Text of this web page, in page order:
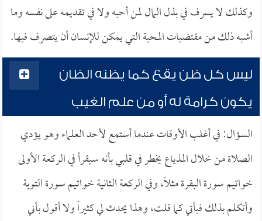
وكذلك لا يسرف في بذل المال لمن أحبه ولا في تقديمه على نفسه وما
أشبه ذلك من مقتضيات المحبة التي يمكن للإنسان أن يتصرف فيها.
ليس كل ظن يقع كما يظنه الظان
يكون كرامة له أو من علم الغيب
السؤال: في أغلب الأوقات عندما أستمع لأحد العلماء وهو يؤدي
الصلاة من خلال المذياع يخطر في قلبي بأنه سيقرأ في الركعة الأولى
خواتيم سورة البقرة مثلاً، وفي الركعة الثانية خواتيم سورة التوبة
وأتكلم بذلك فيأتي كما قلت، وهذا يحدث لي كثيراً ولا أقول بأني